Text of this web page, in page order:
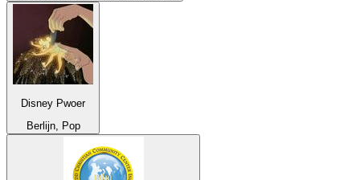
Disney Pwoer
Berlijn, Pop